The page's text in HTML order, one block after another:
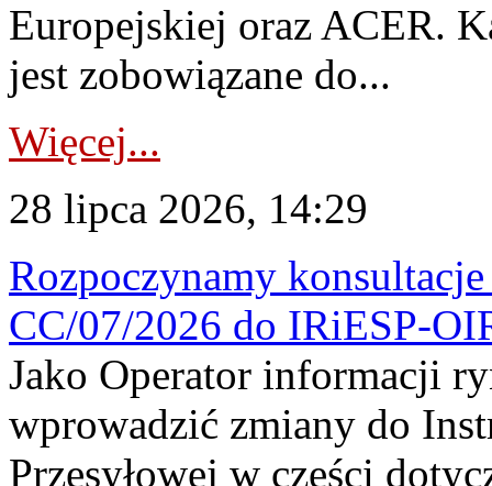
Europejskiej oraz ACER.
jest zobowiązane do...
Więcej...
28 lipca 2026, 14:29
Rozpoczynamy
CC/07/2026 do IRiESP-
Jako Operator informacji
wprowadzić zmiany do
Przesyłowej w części